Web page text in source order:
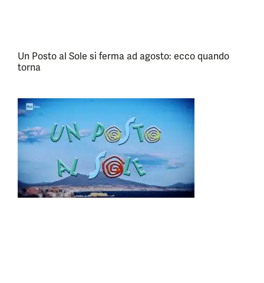
Un Posto al Sole si ferma ad agosto: ecco quando
torna